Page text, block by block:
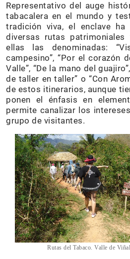
Representativo del auge
tabacalera en el mundo y
tradición viva, el enclave ha
diversas rutas patrimoniales
ellas las denominadas:
campesino”, “Por el corazón
Valle”, “De la mano del
de taller en taller” o “Con
de estos itinerarios, aunque
ponen el énfasis en
permite canalizar los
grupo de visitantes.
Rutas del Tabaco. Valle de